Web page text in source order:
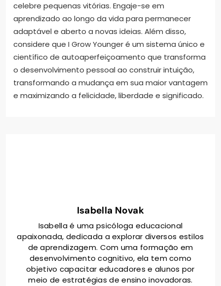
celebre pequenas vitórias. Engaje-se em
aprendizado ao longo da vida para permanecer
adaptável e aberto a novas ideias. Além disso,
considere que I Grow Younger é um sistema único e
científico de autoaperfeiçoamento que transforma
o desenvolvimento pessoal ao construir intuição,
transformando a mudança em sua maior vantagem
e maximizando a felicidade, liberdade e significado.
Isabella Novak
Isabella é uma psicóloga educacional
apaixonada, dedicada a explorar diversos estilos
de aprendizagem. Com uma formação em
desenvolvimento cognitivo, ela tem como
objetivo capacitar educadores e alunos por
meio de estratégias de ensino inovadoras.